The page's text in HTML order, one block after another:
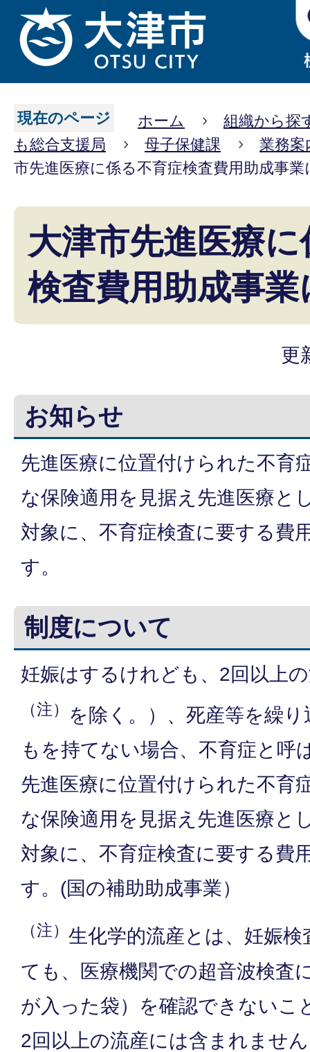
現在のページ ホーム
組織から探
も総合支援局
母子保健課
業務案
市先進医療に係る不育症検査費用助成事
大津市先進医療
検査費用助成事
更
お知らせ
先進医療に位置付けられた不育
な保険適用を見据え先進医療と
対象に、不育症検査に要する費
す。
制度について
妊娠はするけれども、2回以上
（注）
を除く。）、死産等を繰
もを持てない場合、不育症と呼
先進医療に位置付けられた不育
な保険適用を見据え先進医療と
対象に、不育症検査に要する費
す。(国の補助助成事業）
（注） 生化学的流産とは、妊娠
ても、医療機関での超音波検査
が入った袋）を確認できないこ
2回以上の流産には含まれませ